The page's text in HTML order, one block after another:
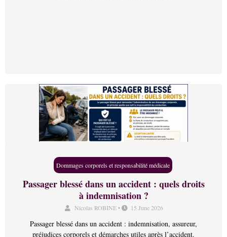
Dommages corporels et responsabilité médicale
Passager blessé dans un accident : quels droits
à indemnisation ?
Nicolas ROBINE• 15 June 2026
Passager blessé dans un accident : indemnisation, assureur,
préjudices corporels et démarches utiles après l’accident.